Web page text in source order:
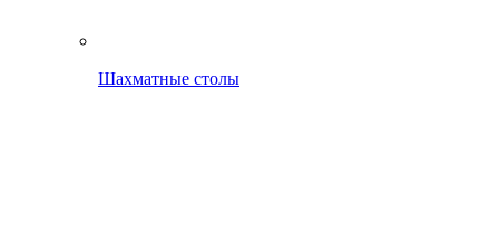
Шахматные столы